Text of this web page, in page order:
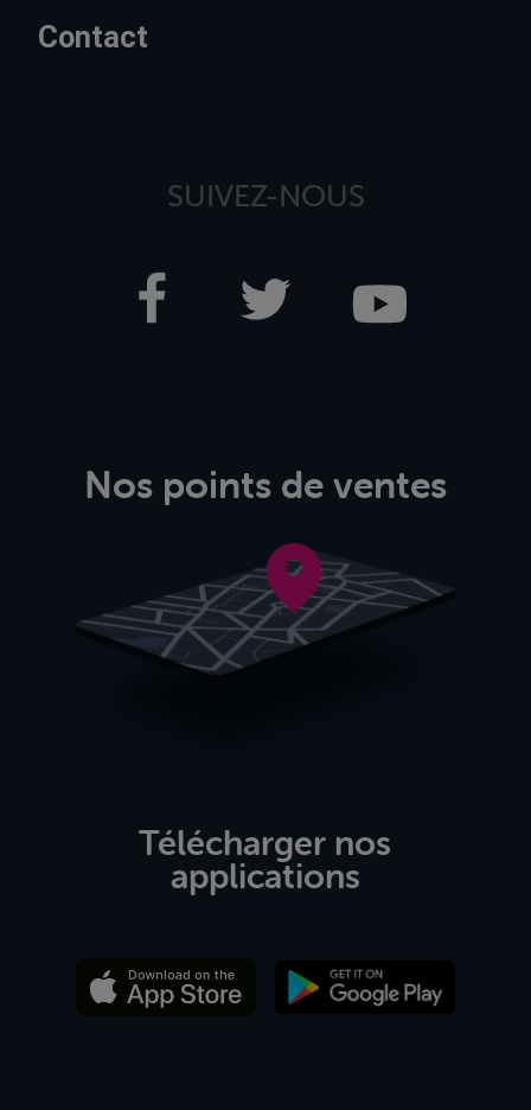
Contact
SUIVEZ-NOUS
Nos points de ventes
Télécharger nos
applications